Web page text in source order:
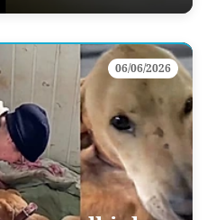
06/06/2026